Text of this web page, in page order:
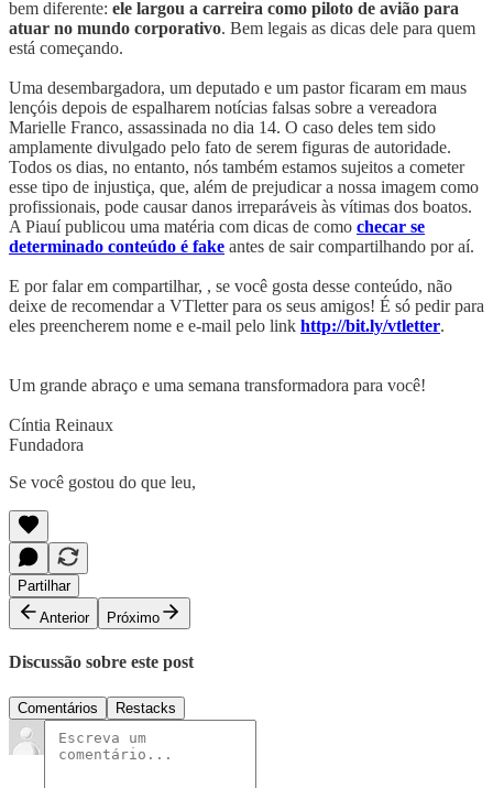
bem diferente: ele largou a carreira como piloto de avião para
atuar no mundo corporativo. Bem legais as dicas dele para quem
está começando.
Uma desembargadora, um deputado e um pastor ficaram em maus
lençóis depois de espalharem notícias falsas sobre a vereadora
Marielle Franco, assassinada no dia 14. O caso deles tem sido
amplamente divulgado pelo fato de serem figuras de autoridade.
Todos os dias, no entanto, nós também estamos sujeitos a cometer
esse tipo de injustiça, que, além de prejudicar a nossa imagem como
profissionais, pode causar danos irreparáveis às vítimas dos boatos.
A Piauí publicou uma matéria com dicas de como checar se
determinado conteúdo é fake antes de sair compartilhando por aí.
E por falar em compartilhar, , se você gosta desse conteúdo, não
deixe de recomendar a VTletter para os seus amigos! É só pedir para
eles preencherem nome e e-mail pelo link http://bit.ly/vtletter.
Um grande abraço e uma semana transformadora para você!
Cíntia Reinaux
Fundadora
Se você gostou do que leu,
Partilhar
Anterior
Próximo
Discussão sobre este post
Comentários Restacks